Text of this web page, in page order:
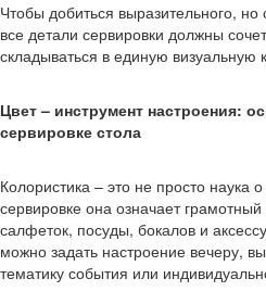
Чтобы добиться выразительного,
все детали сервировки должны
складываться в единую визуальную
Цвет – инструмент настроения:
сервировке стола
Колористика – это не просто
сервировке она означает
салфеток, посуды, бокалов и
можно задать настроение вечеру,
тематику события или